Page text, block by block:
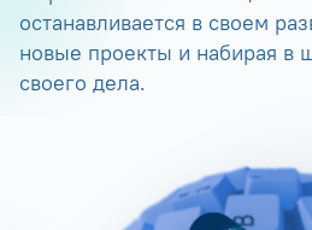
останавливается в своем
новые проекты и набирая в
своего дела.